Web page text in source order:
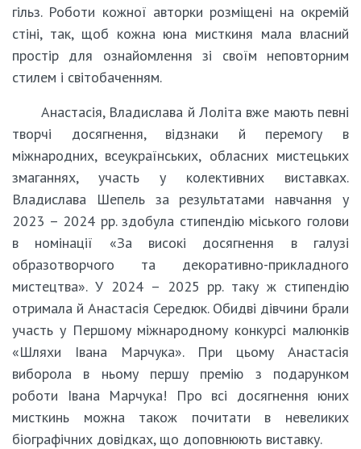
гільз. Роботи кожної авторки розміщені на окремій
стіні, так, щоб кожна юна мисткиня мала власний
простір для ознайомлення зі своїм неповторним
стилем і світобаченням.
Анастасія, Владислава й Лоліта вже мають певні
творчі досягнення, відзнаки й перемогу в
міжнародних, всеукраїнських, обласних мистецьких
змаганнях, участь у колективних виставках.
Владислава Шепель за результатами навчання у
2023 – 2024 рр. здобула стипендію міського голови
в номінації «За високі досягнення в галузі
образотворчого та декоративно-прикладного
мистецтва». У 2024 – 2025 рр. таку ж стипендію
отримала й Анастасія Середюк. Обидві дівчини брали
участь у Першому міжнародному конкурсі малюнків
«Шляхи Івана Марчука». При цьому Анастасія
виборола в ньому першу премію з подарунком
роботи Івана Марчука! Про всі досягнення юних
мисткинь можна також почитати в невеликих
біографічних довідках, що доповнюють виставку.